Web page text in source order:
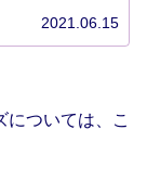
2021.06.15
ついては、こ